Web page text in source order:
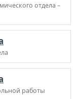
отдела –
работы